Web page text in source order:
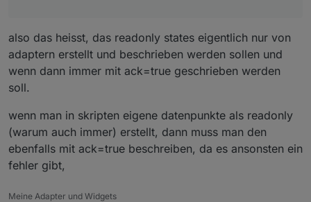
also das heisst, das readonly states eigentlich nur von
adaptern erstellt und beschrieben werden sollen und
wenn dann immer mit ack=true geschrieben werden
soll.
wenn man in skripten eigene datenpunkte als readonly
(warum auch immer) erstellt, dann muss man den
ebenfalls mit ack=true beschreiben, da es ansonsten ein
fehler gibt,
Meine Adapter und Widgets